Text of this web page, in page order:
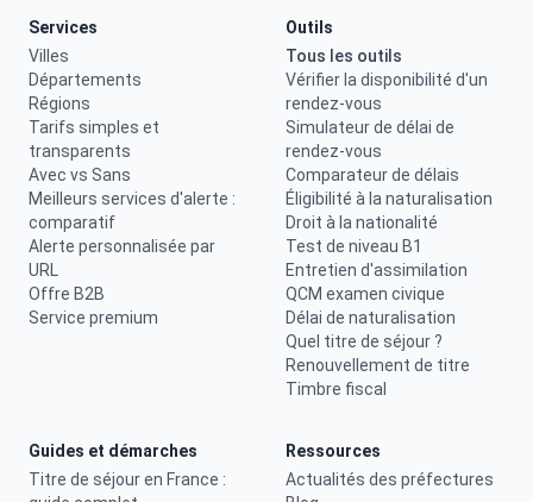
Services
Villes
Départements
Régions
Tarifs simples et
transparents
Avec vs Sans
Meilleurs services d'alerte :
comparatif
Alerte personnalisée par
URL
Offre B2B
Service premium
Outils
Tous les outils
Vérifier la disponibilité d'un
rendez-vous
Simulateur de délai de
rendez-vous
Comparateur de délais
Éligibilité à la naturalisation
Droit à la nationalité
Test de niveau B1
Entretien d'assimilation
QCM examen civique
Délai de naturalisation
Quel titre de séjour ?
Renouvellement de titre
Timbre fiscal
Guides et démarches
Titre de séjour en France :
Ressources
Actualités des préfectures